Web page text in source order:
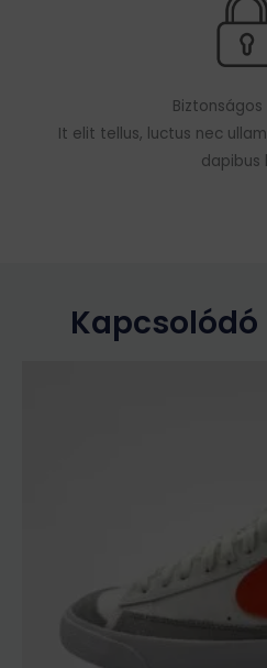
Biztonságos
It elit tellus, luctus nec
dapibus